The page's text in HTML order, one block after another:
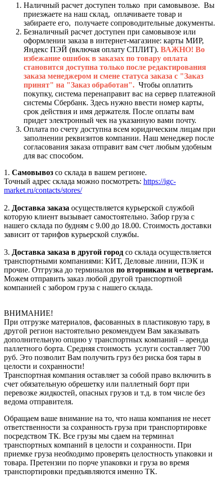
Наличный расчет доступен только при самовывозе. Вы
приезжаете на наш склад, оплачиваете товар и
забираете его, получаете сопроводительные документы.
Безналичный расчет доступен при самовывозе или
оформлении заказа в интернет-магазине: карты МИР,
Яндекс ПЭЙ (включая оплату СПЛИТ). ВАЖНО! Во
избежание ошибок в заказах по товару оплата
становится доступна только после редактирования
заказа менеджером и смене статуса заказа с "Заказ
принят" на "Заказ обработан". Чтобы оплатить
покупку, система перенаправит вас на сервер платежной
системы Сбербанк. Здесь нужно ввести номер карты,
срок действия и имя держателя. После оплаты вам
придет электронный чек на указанную вами почту.
Оплата по счету доступна всем юридическим лицам при
заполнении реквизитов компании. Наш менеджер после
согласования заказа отправит вам счет любым удобным
для вас способом.
1. Самовывоз со склада в вашем регионе.
Точный адрес склада можно посмотреть: https://igc-
market.ru/contacts/stores/
2. Доставка заказа осуществляется курьерской службой
которую клиент вызывает самостоятельно. Забор груза с
нашего склада по будням с 9.00 до 18.00. Стоимость доставки
зависит от тарифов курьерской службы.
3. Доставка заказа в другой город со склада осуществляется
транспортными компаниями: КИТ, Деловые линии, ПЭК и
прочие. Отгрузка до терминалов по вторникам и четвергам.
Можем отправить заказ любой другой транспортной
компанией с забором груза с нашего склада.
ВНИМАНИЕ!
При отгрузке материалов, фасованных в пластиковую тару, в
другой регион настоятельно рекомендуем Вам заказывать
дополнительную опцию у транспортных компаний – аренда
паллетного борта. Средняя стоимость услуги составляет 700
руб. Это позволит Вам получить груз без риска боя тары в
целости и сохранности!
Транспортная компания оставляет за собой право включить в
счет обязательную обрешетку или паллетный борт при
перевозке жидкостей, опасных грузов и т.д. в том числе без
ведома отправителя.
Обращаем ваше внимание на то, что наша компания не несет
ответственности за сохранность груза при транспортировке
посредством ТК. Все грузы мы сдаем на терминал
транспортных компаний в целости и сохранности. При
приемке груза необходимо проверять целостность упаковки и
товара. Претензии по порче упаковки и груза во время
транспортировки предъявляются именно ТК.